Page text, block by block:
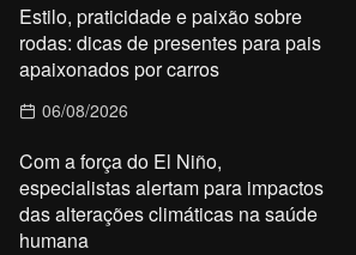
Estilo, praticidade e paixão sobre
rodas: dicas de presentes para pais
apaixonados por carros
06/08/2026
Com a força do El Niño,
especialistas alertam para impactos
das alterações climáticas na saúde
humana